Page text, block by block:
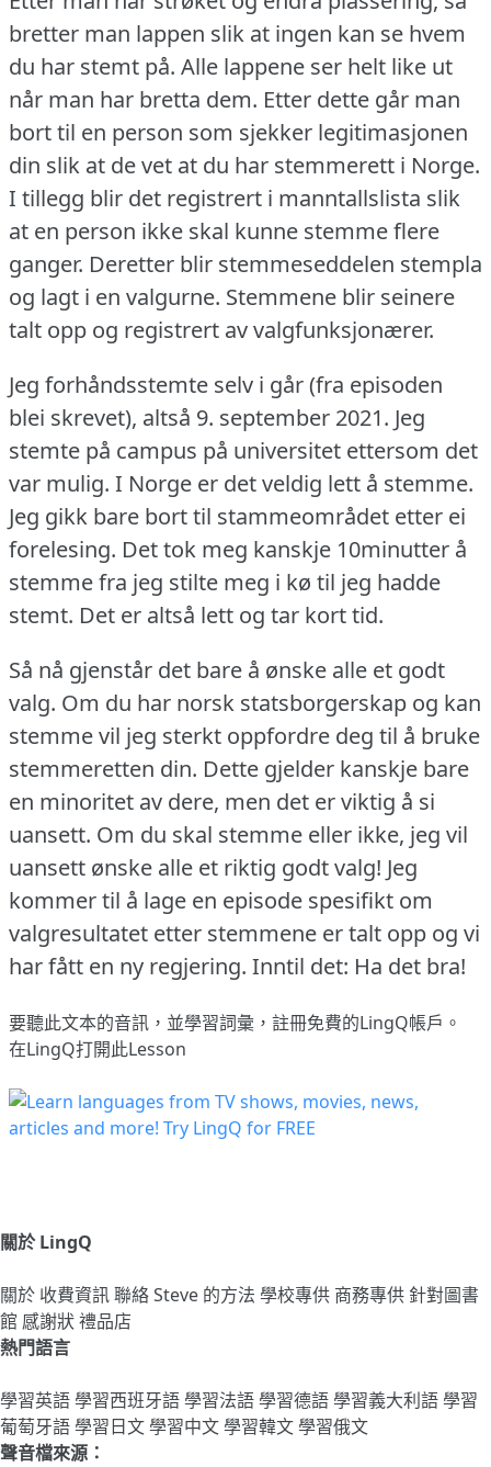
bretter man lappen slik at ingen kan se hvem
du har stemt på. Alle lappene ser helt like ut
når man har bretta dem. Etter dette går man
bort til en person som sjekker legitimasjonen
din slik at de vet at du har stemmerett i Norge.
I tillegg blir det registrert i manntallslista slik
at en person ikke skal kunne stemme flere
ganger. Deretter blir stemmeseddelen stempla
og lagt i en valgurne. Stemmene blir seinere
talt opp og registrert av valgfunksjonærer.
Jeg forhåndsstemte selv i går (fra episoden
blei skrevet), altså 9. september 2021. Jeg
stemte på campus på universitet ettersom det
var mulig. I Norge er det veldig lett å stemme.
Jeg gikk bare bort til stammeområdet etter ei
forelesing. Det tok meg kanskje 10minutter å
stemme fra jeg stilte meg i kø til jeg hadde
stemt. Det er altså lett og tar kort tid.
Så nå gjenstår det bare å ønske alle et godt
valg. Om du har norsk statsborgerskap og kan
stemme vil jeg sterkt oppfordre deg til å bruke
stemmeretten din. Dette gjelder kanskje bare
en minoritet av dere, men det er viktig å si
uansett. Om du skal stemme eller ikke, jeg vil
uansett ønske alle et riktig godt valg! Jeg
kommer til å lage en episode spesifikt om
valgresultatet etter stemmene er talt opp og vi
har fått en ny regjering. Inntil det: Ha det bra!
要聽此文本的音訊，並學習詞彙， 註冊免費的LingQ帳戶。
在LingQ打開此Lesson
關於 LingQ
關於 收費資訊聯絡Steve 的方法 學校專供 商務專供 針對圖書
館 感謝狀禮品店
熱門語言
學習英語學習西班牙語學習法語學習德語學習義大利語學習
葡萄牙語學習日文學習中文學習韓文學習俄文
聲音檔來源：